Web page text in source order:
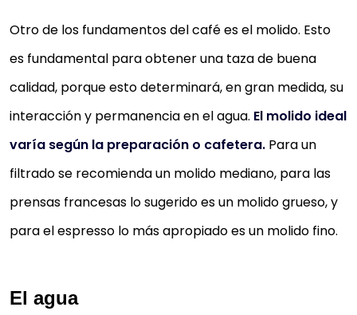
Otro de los fundamentos del café es el molido. Esto
es fundamental para obtener una taza de buena
calidad, porque esto determinará, en gran medida, su
interacción y permanencia en el agua. El molido ideal
varía según la preparación o cafetera. Para un
filtrado se recomienda un molido mediano, para las
prensas francesas lo sugerido es un molido grueso, y
para el espresso lo más apropiado es un molido fino.
El agua